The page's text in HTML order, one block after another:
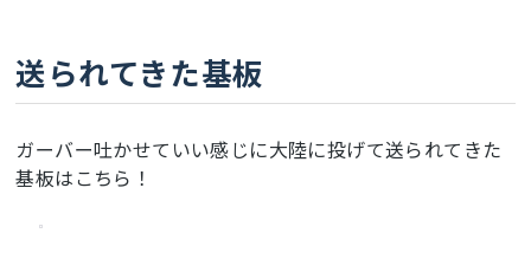
送られてきた基板
ガーバー吐かせていい感じに大陸に投げて送られてきた
基板はこちら！